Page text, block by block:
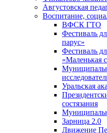
Августовская
Воспитание,
ВФСК ГТО
Фестиваль
парус»
Фестиваль
«Маленькая
Уральская
состязания
Зарница 2.0
Движение